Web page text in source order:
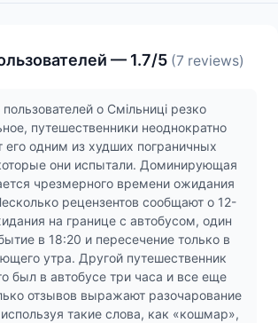
— 1.7/5 (7 reviews)
о Смільниці резко
путешественники неоднократно
его одним из худших пограничных
они испытали. Доминирующая
чрезмерного времени ожидания
рецензентов сообщают о 12-
на границе с автобусом, один
в 18:20 и пересечение только в
утра. Другой путешественник
был в автобусе три часа и все еще
отзывов выражают разочарование
такие слова, как «кошмар»,